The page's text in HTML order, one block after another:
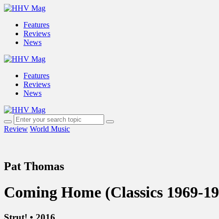
Features
Reviews
News
Features
Reviews
News
Review World Music
Pat Thomas
Coming Home (Classics 1969-